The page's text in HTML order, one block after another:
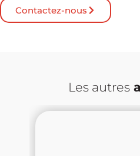
Contactez-nous
Les autres